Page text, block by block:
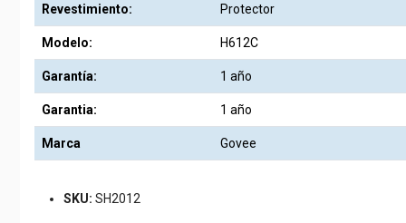
Revestimiento: Protector
Modelo: H612C
Garantía: 1 año
Garantia: 1 año
Marca Govee
SKU: SH2012